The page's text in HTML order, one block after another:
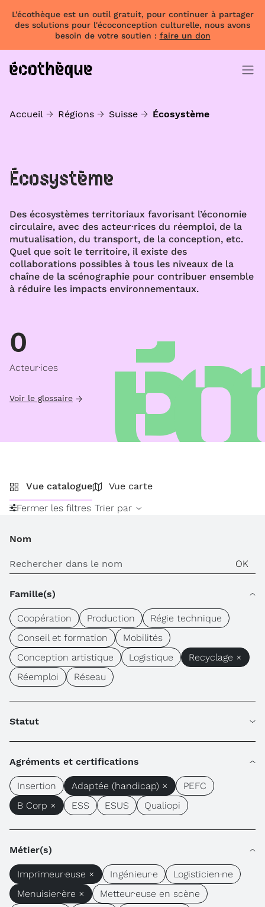
L'écothèque est un outil gratuit, pour continuer à partager
des solutions pour l'écoconception culturelle, nous avons
besoin de votre soutien : faire un don
Accueil Régions Suisse Écosystème
Écosystème
Des écosystèmes territoriaux favorisant l’économie
circulaire, avec des acteur·rices du réemploi, de la
mutualisation, du transport, de la conception, etc.
Quel que soit le territoire, il existe des
collaborations possibles à tous les niveaux de la
chaîne de la scénographie pour contribuer ensemble
à réduire les impacts environnementaux.
0
Acteur·ices
Voir le glossaire
Vue catalogue
Vue carte
Fermer les filtres Trier par
Nom
Famille(s)
Coopération Production
Régie technique
Conseil et formation
Mobilités
Conception artistique
Logistique
Recyclage ×
Réemploi
Réseau
Statut
Agréments et certifications
Insertion Adaptée (handicap) ×
PEFC
B Corp ×
ESS ESUS Qualiopi
Métier(s)
Imprimeur·euse × Ingénieur·e
Logisticien·ne
Menuisier·ère ×
Metteur·euse en scène